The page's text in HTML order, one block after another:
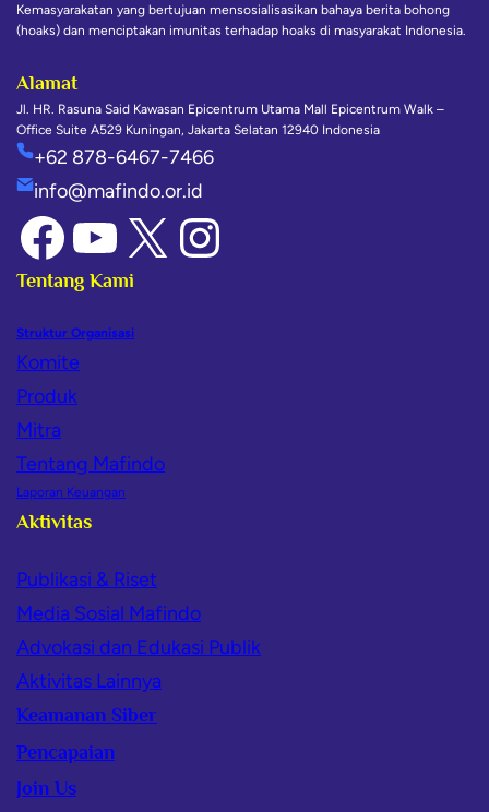
Kemasyarakatan yang bertujuan mensosialisasikan bahaya berita bohong
(hoaks) dan menciptakan imunitas terhadap hoaks di masyarakat Indonesia.
Alamat
Jl. HR. Rasuna Said Kawasan Epicentrum Utama Mall Epicentrum Walk –
Office Suite A529 Kuningan, Jakarta Selatan 12940 Indonesia
+62 878-6467-7466
info@mafindo.or.id
Tentang Kami
Struktur Organisasi
Komite
Produk
Mitra
Tentang Mafindo
Laporan Keuangan
Aktivitas
Publikasi & Riset
Media Sosial Mafindo
Advokasi dan Edukasi Publik
Aktivitas Lainnya
Keamanan Siber
Pencapaian
Join Us